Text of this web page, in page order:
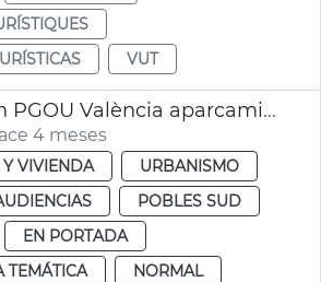
VUT
Modificación PGOU València aparcamientos altura la Torre
4 meses
VIVIENDA
URBANISMO
POBLES SUD
EN PORTADA
TEMÁTICA
NORMAL